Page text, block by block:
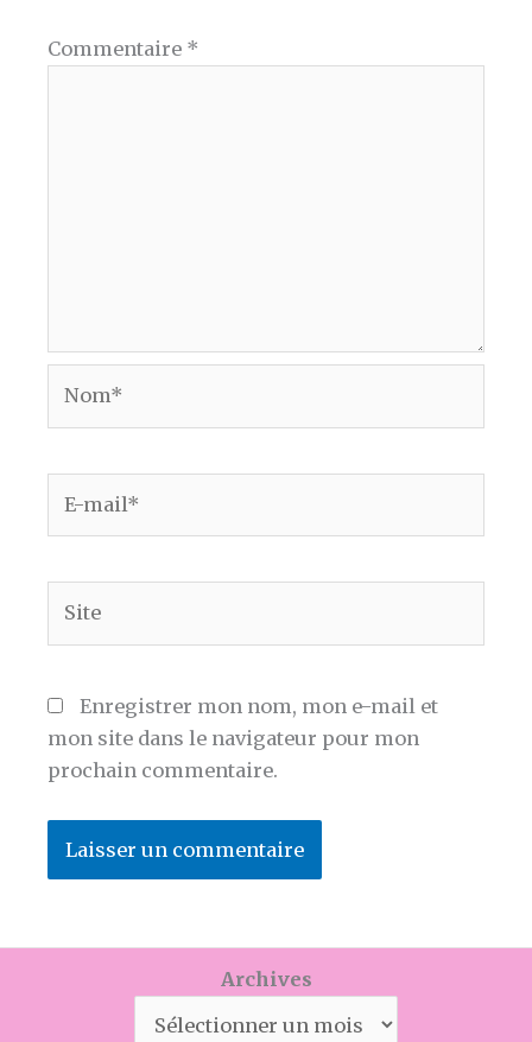
Commentaire *
mail*
Enregistrer mon nom, mon e-mail et
mon site dans le navigateur pour mon
prochain commentaire.
Archives